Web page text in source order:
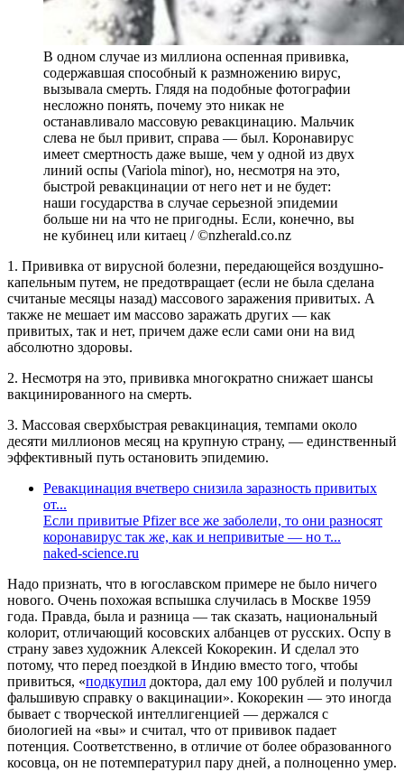
В одном случае из миллиона оспенная прививка,
содержавшая способный к размножению вирус,
вызывала смерть. Глядя на подобные фотографии
несложно понять, почему это никак не
останавливало массовую ревакцинацию. Мальчик
слева не был привит, справа — был. Коронавирус
имеет смертность даже выше, чем у одной из двух
линий оспы (Variola minor), но, несмотря на это,
быстрой ревакцинации от него нет и не будет:
наши государства в случае серьезной эпидемии
больше ни на что не пригодны. Если, конечно, вы
не кубинец или китаец / ©nzherald.co.nz
1. Прививка от вирусной болезни, передающейся воздушно-
капельным путем, не предотвращает (если не была сделана
считаные месяцы назад) массового заражения привитых. А
также не мешает им массово заражать других — как
привитых, так и нет, причем даже если сами они на вид
абсолютно здоровы.
2. Несмотря на это, прививка многократно снижает шансы
вакцинированного на смерть.
3. Массовая сверхбыстрая ревакцинация, темпами около
десяти миллионов месяц на крупную страну, — единственный
эффективный путь остановить эпидемию.
Ревакцинация вчетверо снизила заразность привитых
от...
Если привитые Pfizer все же заболели, то они разносят
коронавирус так же, как и непривитые — но т...
naked-science.ru
Надо признать, что в югославском примере не было ничего
нового. Очень похожая вспышка случилась в Москве 1959
года. Правда, была и разница — так сказать, национальный
колорит, отличающий косовских албанцев от русских. Оспу в
страну завез художник Алексей Кокорекин. И сделал это
потому, что перед поездкой в Индию вместо того, чтобы
привиться, «подкупил доктора, дал ему 100 рублей и получил
фальшивую справку о вакцинации». Кокорекин — это иногда
бывает с творческой интеллигенцией — держался с
биологией на «вы» и считал, что от прививок падает
потенция. Соответственно, в отличие от более образованного
косовца, он не потемпературил пару дней, а полноценно умер.